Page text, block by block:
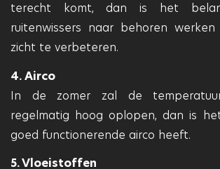
terecht komt, dan is het
ruitenwissers naar behoren
zicht te verbeteren.
4. Airco
In de zomer zal de
regelmatig hoog oplopen, dan is
goed functionerende airco heeft.
5. Vloeistoffen